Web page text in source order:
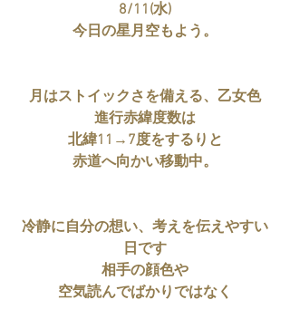
8/11(水)
今日の星月空もよう。
月はストイックさを備える、乙女色
進行赤緯度数は
北緯11→7度をするりと
赤道へ向かい移動中。
冷静に自分の想い、考えを伝えやすい
日です
相手の顔色や
空気読んでばかりではなく